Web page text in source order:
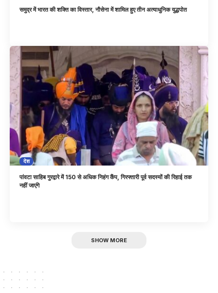
समुद्र में भारत की शक्ति का विस्तार, नौसेना में शामिल हुए तीन अत्याधुनिक युद्धपोत
देश
पांवटा साहिब गुरद्वारे में 150 से अधिक निहंग कैंप, गिरफ्तारी पूर्व सदस्यों की रिहाई तक
नहीं जाएंगे
SHOW MORE